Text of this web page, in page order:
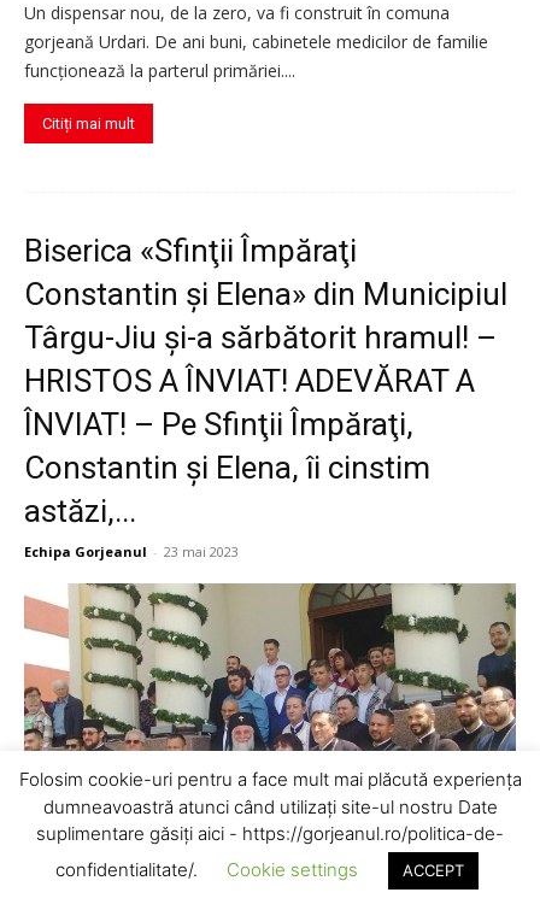
Un dispensar nou, de la zero, va fi construit în comuna
gorjeană Urdari. De ani buni, cabinetele medicilor de familie
funcționează la parterul primăriei....
Citiți mai mult
Biserica «Sfinţii Împăraţi
Constantin şi Elena» din Municipiul
Târgu-Jiu şi-a sărbătorit hramul! –
HRISTOS A ÎNVIAT! ADEVĂRAT A
ÎNVIAT! – Pe Sfinţii Împăraţi,
Constantin şi Elena, îi cinstim
astăzi,...
Echipa Gorjeanul - 23 mai 2023
În cadrul «Zilelor Muncipiului Târgu-Jiu», în ziua de 21 iunie
Folosim cookie-uri pentru a face mult mai plăcută experiența
dumneavoastră atunci când utilizați site-ul nostru Date
suplimentare găsiți aici - https://gorjeanul.ro/politica-de-
confidentialitate/.
Cookie settings ACCEPT